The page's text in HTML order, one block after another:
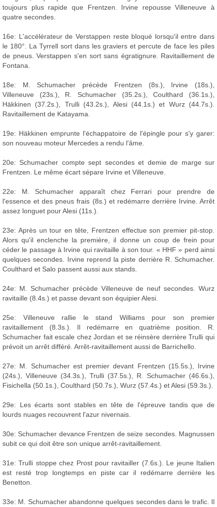
toujours plus rapide que Frentzen. Irvine repousse Villeneuve à
quatre secondes.
16e: L'accélérateur de Verstappen reste bloqué lorsqu'il entre dans
le 180°. La Tyrrell sort dans les graviers et percute de face les piles
de pneus. Verstappen s'en sort sans égratignure. Ravitaillement de
Fontana.
18e: M. Schumacher précède Frentzen (8s.), Irvine (18s.),
Villeneuve (23s.), R. Schumacher (35.2s.), Coulthard (36.1s.),
Häkkinen (37.2s.), Trulli (43.2s.), Alesi (44.1s.) et Wurz (44.7s.).
Ravitaillement de Katayama.
19e: Häkkinen emprunte l'échappatoire de l'épingle pour s'y garer:
son nouveau moteur Mercedes a rendu l'âme.
20e: Schumacher compte sept secondes et demie de marge sur
Frentzen. Le même écart sépare Irvine et Villeneuve.
22e: M. Schumacher apparaît chez Ferrari pour prendre de
l'essence et des pneus frais (8s.) et redémarre derrière Irvine. Arrêt
assez longuet pour Alesi (11s.).
23e: Après un tour en tête, Frentzen effectue son premier pit-stop.
Alors qu'il enclenche la première, il donne un coup de frein pour
céder le passage à Irvine qui ravitaille à son tour. « HHF » perd ainsi
quelques secondes. Irvine reprend la piste derrière R. Schumacher.
Coulthard et Salo passent aussi aux stands.
24e: M. Schumacher précède Villeneuve de neuf secondes. Wurz
ravitaille (8.4s.) et passe devant son équipier Alesi.
25e: Villeneuve rallie le stand Williams pour son premier
ravitaillement (8.3s.). Il redémarre en quatrième position. R.
Schumacher fait escale chez Jordan et se réinsère derrière Trulli qui
prévoit un arrêt différé. Arrêt-ravitaillement aussi de Barrichello.
27e: M. Schumacher est premier devant Frentzen (15.5s.), Irvine
(24s.), Villeneuve (34.3s.), Trulli (37.5s.), R. Schumacher (46.6s.),
Fisichella (50.1s.), Coulthard (50.7s.), Wurz (57.4s.) et Alesi (59.3s.).
29e: Les écarts sont stables en tête de l'épreuve tandis que de
lourds nuages recouvrent l'azur nivernais.
30e: Schumacher devance Frentzen de seize secondes. Magnussen
subit ce qui doit être son unique arrêt-ravitaillement.
31e: Trulli stoppe chez Prost pour ravitailler (7.6s.). Le jeune Italien
est resté trop longtemps en piste car il redémarre derrière les
Benetton.
33e: M. Schumacher abandonne quelques secondes dans le trafic. Il